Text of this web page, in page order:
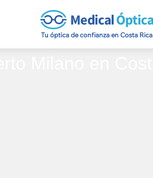
Tu óptica de confianza en Costa Rica